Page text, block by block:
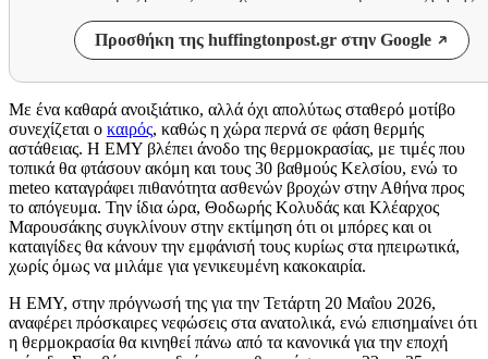
Προσθήκη της huffingtonpost.gr στην Google
Με ένα καθαρά ανοιξιάτικο, αλλά όχι απολύτως σταθερό μοτίβο
συνεχίζεται ο καιρός, καθώς η χώρα περνά σε φάση θερμής
αστάθειας. Η ΕΜΥ βλέπει άνοδο της θερμοκρασίας, με τιμές που
τοπικά θα φτάσουν ακόμη και τους 30 βαθμούς Κελσίου, ενώ το
meteo καταγράφει πιθανότητα ασθενών βροχών στην Αθήνα προς
το απόγευμα. Την ίδια ώρα, Θοδωρής Κολυδάς και Κλέαρχος
Μαρουσάκης συγκλίνουν στην εκτίμηση ότι οι μπόρες και οι
καταιγίδες θα κάνουν την εμφάνισή τους κυρίως στα ηπειρωτικά,
χωρίς όμως να μιλάμε για γενικευμένη κακοκαιρία.
Η ΕΜΥ, στην πρόγνωσή της για την Τετάρτη 20 Μαΐου 2026,
αναφέρει πρόσκαιρες νεφώσεις στα ανατολικά, ενώ επισημαίνει ότι
η θερμοκρασία θα κινηθεί πάνω από τα κανονικά για την εποχή